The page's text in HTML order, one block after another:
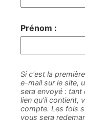
Prénom :
Si c'est la
e-mail sur le site,
sera envoyé : tant
lien qu'il contient,
compte. Les fois
vous sera